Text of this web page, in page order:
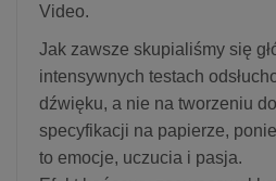
Video.
Jak zawsze skupialiśmy się
intensywnych testach
dźwięku, a nie na tworzeniu
specyfikacji na papierze,
to emocje, uczucia i pasja.